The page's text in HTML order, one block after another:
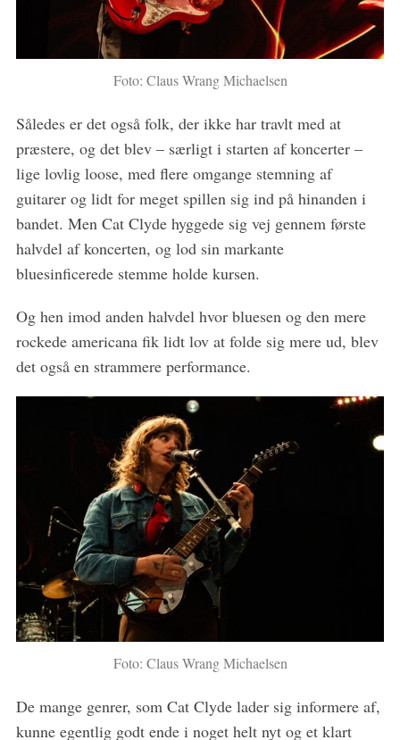
Foto: Claus Wrang Michaelsen
Således er det også folk, der ikke har travlt med at
præstere, og det blev – særligt i starten af koncerter –
lige lovlig loose, med flere omgange stemning af
guitarer og lidt for meget spillen sig ind på hinanden i
bandet. Men Cat Clyde hyggede sig vej gennem første
halvdel af koncerten, og lod sin markante
bluesinficerede stemme holde kursen.
Og hen imod anden halvdel hvor bluesen og den mere
rockede americana fik lidt lov at folde sig mere ud, blev
det også en strammere performance.
Foto: Claus Wrang Michaelsen
De mange genrer, som Cat Clyde lader sig informere af,
kunne egentlig godt ende i noget helt nyt og et klart
c
o
r